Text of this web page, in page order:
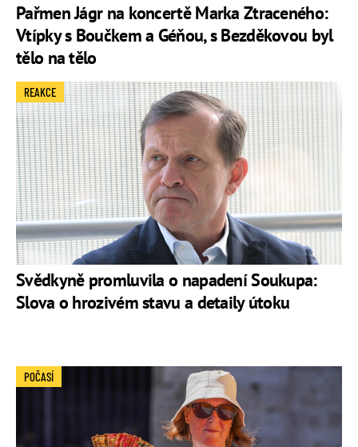
Pařmen Jágr na koncertě Marka Ztraceného:
Vtípky s Boučkem a Géňou, s Bezděkovou byl
tělo na tělo
Svědkyně promluvila o napadení Soukupa:
Slova o hrozivém stavu a detaily útoku
REAKCE
POČASÍ